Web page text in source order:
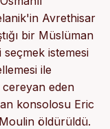
Avrethisar
bir Müslüman
istemesi
ile
cereyan eden
konsolosu Eric
öldü­rüldü.